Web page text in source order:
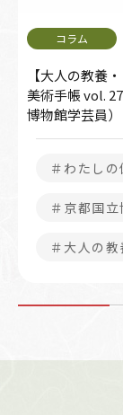
【大人の教養
美術手帳 vol.
博物館学芸員）
＃わたし
＃京都国
＃大人の